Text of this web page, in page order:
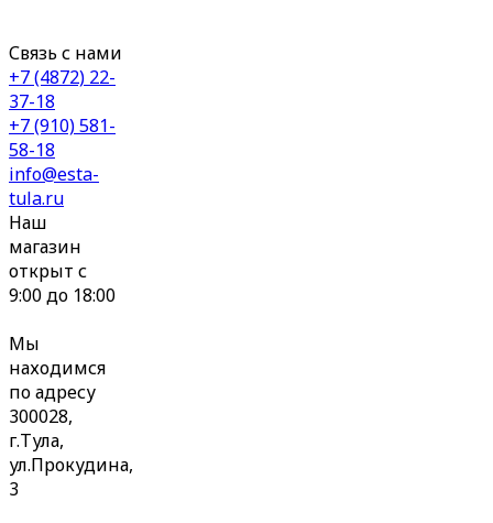
Связь с нами
+7 (4872) 22-
37-18
+7 (910) 581-
58-18
info@esta-
tula.ru
Наш
магазин
открыт с
9:00 до 18:00
Мы
находимся
по адресу
300028,
г.Тула,
ул.Прокудина,
3